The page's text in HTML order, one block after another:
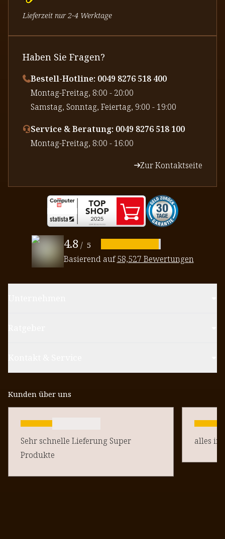
Lieferzeit nur 2-4 Werktage
Haben Sie Fragen?
Bestell-Hotline: 0049 8276 518 400
⁠Montag-Freitag, 8:00 - 20:00
⁠Samstag, Sonntag, Feiertag, 9:00 - 19:00
Service & Beratung: 0049 8276 518 100
⁠Montag-Freitag, 8:00 - 16:00
Zur Kontaktseite
4.8 / 5
Basierend auf58,527 Bewertungen
Kunden über uns
Sehr schnelle Lieferung Super
Produkte
alles in